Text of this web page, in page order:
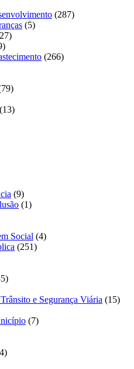
(287)
(5)
(266)
(13)
(9)
(1)
Social (4)
(251)
e Segurança Viária (15)
(7)